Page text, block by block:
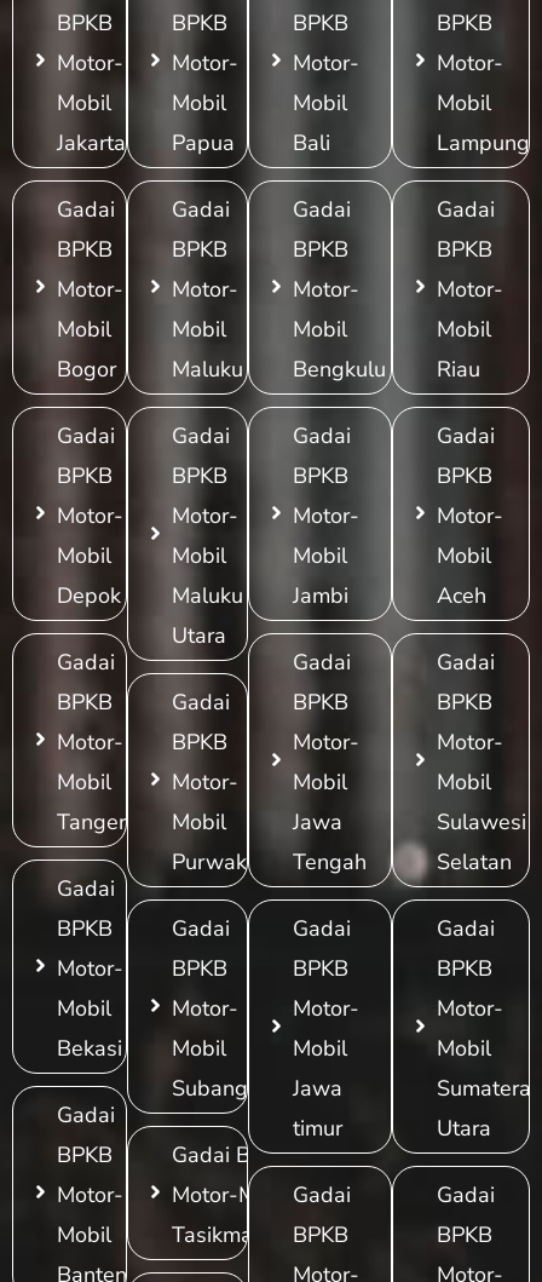
BPKB
Motor-
Mobil
Jakarta
Gadai
BPKB
Motor-
Mobil
Bogor
Gadai
BPKB
Motor-
Mobil
Depok
Gadai
BPKB
Motor-
Mobil
Tangerang
Gadai
BPKB
Motor-
Mobil
Bekasi
Gadai
BPKB
Motor-
Mobil
Banten
BPKB
Motor-
Mobil
Papua
Gadai
BPKB
Motor-
Mobil
Maluku
Gadai
BPKB
Motor-
Mobil
Maluku
Utara
Gadai
BPKB
Motor-
Mobil
Purwakarta
Gadai
BPKB
Motor-
Mobil
Subang
Gadai BPKB
Motor-Mobil
Tasikmalaya
BPKB
Motor-
Mobil
Bali
Gadai
BPKB
Motor-
Mobil
Bengkulu
Gadai
BPKB
Motor-
Mobil
Jambi
Gadai
BPKB
Motor-
Mobil
Jawa
Tengah
Gadai
BPKB
Motor-
Mobil
Jawa
timur
Gadai
BPKB
Motor-
BPKB
Motor-
Mobil
Lampung
Gadai
BPKB
Motor-
Mobil
Riau
Gadai
BPKB
Motor-
Mobil
Aceh
Gadai
BPKB
Motor-
Mobil
Sulawesi
Selatan
Gadai
BPKB
Motor-
Mobil
Sumatera
Utara
Gadai
BPKB
Motor-